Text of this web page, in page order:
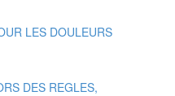
LES DOULEURS
DES REGLES,